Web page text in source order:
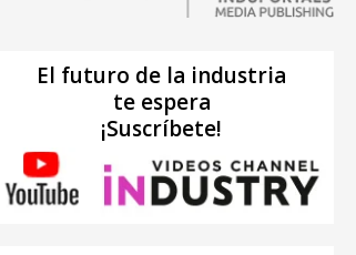
El futuro de la industria
te espera
¡Suscríbete!